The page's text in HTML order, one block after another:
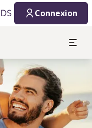
Connexion